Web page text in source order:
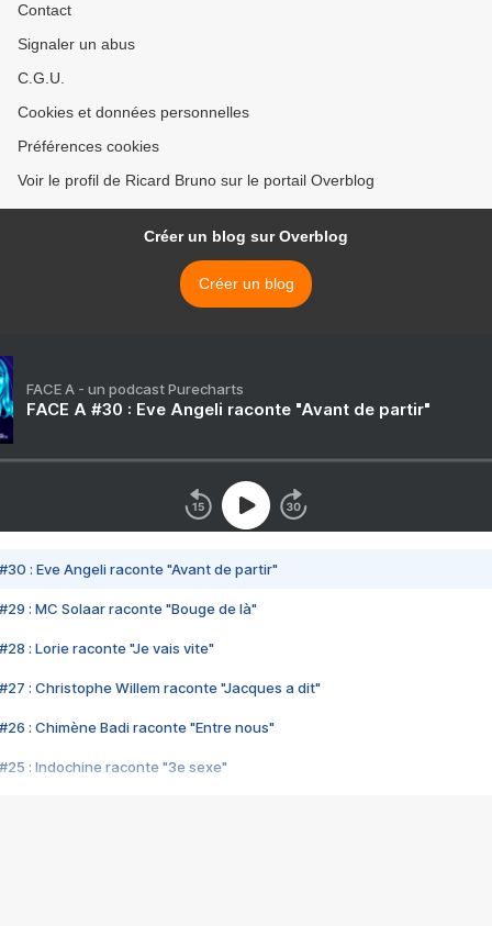
Contact
Signaler un abus
C.G.U.
Cookies et données personnelles
Préférences cookies
Voir le profil de Ricard Bruno sur le portail Overblog
Créer un blog sur Overblog
Créer un blog
FACE A - un podcast Purecharts
FACE A #30 : Eve Angeli raconte "Avant de partir"
#30 : Eve Angeli raconte "Avant de partir"
#29 : MC Solaar raconte "Bouge de là"
#28 : Lorie raconte "Je vais vite"
#27 : Christophe Willem raconte "Jacques a dit"
#26 : Chimène Badi raconte "Entre nous"
#25 : Indochine raconte "3e sexe"